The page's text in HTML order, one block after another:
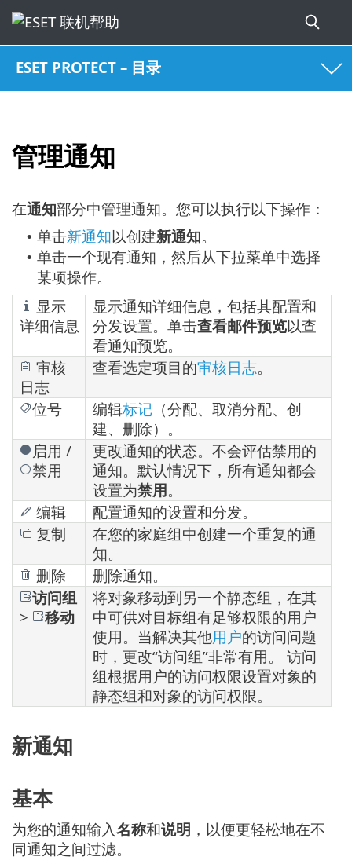
ESET PROTECT – 目录
管理通知
在通知部分中管理通知。您可以执行以下操作：
• 单击新通知以创建新通知。
• 单击一个现有通知，然后从下拉菜单中选择
某项操作。
显示
详细信息
显示通知详细信息，包括其配置和
分发设置。单击查看邮件预览以查
看通知预览。
审核
日志
查看选定项目的审核日志。
位号 编辑标记 （分配、取消分配、创
建、删除）。
启用 /
禁用
更改通知的状态。不会评估禁用的
通知。默认情况下，所有通知都会
设置为禁用。
编辑
配置通知的设置和分发。
复制
在您的家庭组中创建一个重复的通
知。
删除
删除通知。
访问组
>
移动
将对象移动到另一个静态组，在其
中可供对目标组有足够权限的用户
使用。当解决其他用户的访问问题
时，更改“访问组”非常有用。 访问
组根据用户的访问权限设置对象的
静态组和对象的访问权限。
新通知
基本
为您的通知输入名称和说明 ，以便更轻松地在不
同通知之间过滤。